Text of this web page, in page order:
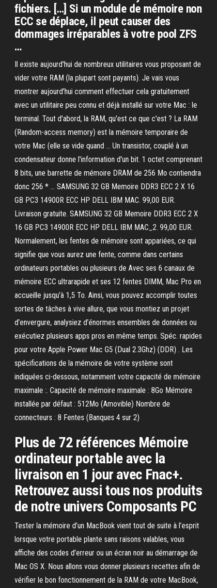
fichiers. […] Si un module de mémoire non
ECC se déplace, il peut causer des
dommages irréparables à votre pool ZFS
…
Il existe aujourd'hui de nombreux utilitaires vous proposant de
vider votre RAM (la plupart sont payants). Je vais vous
montrer aujourd'hui comment effectuer cela gratuitement
avec un utilitaire peu connu et déjà installé sur votre Mac : le
terminal. Tout d'abord, la RAM, qu'est ce que c'est ? La RAM
(Random-access memory) est la mémoire temporaire de
votre Mac (elle se vide quand … Un transistor, couplé à un
condensateur donne l'information d'un bit. 1 octet comprenant
8 bits, une barrette de mémoire DRAM de 256 Mo contiendra
donc 256 * … SAMSUNG 32 GB Memoire DDR3 ECC 2 X 16
GB PC3 14900R ECC HP DELL IBM MAC. 99,00 EUR.
Livraison gratuite. SAMSUNG 32 GB Memoire DDR3 ECC 2 X
16 GB PC3 14900R ECC HP DELL IBM MAC_2. 99,00 EUR.
Normalement, les fentes de mémoire sont appariées, ce qui
signifie que vous aurez une fente, comme dans certains
ordinateurs portables ou plusieurs de Avec ses 6 canaux de
mémoire ECC ultrarapide et ses 12 fentes DIMM, Mac Pro en
accueille jusqu’à 1,5 To. Ainsi, vous pouvez accomplir toutes
sortes de tâches à vive allure, que vous montiez un projet
d’envergure, analysiez d’énormes ensembles de données ou
exécutiez plusieurs apps pros en même temps. Spéc. rapides
pour votre Apple Power Mac G5 (Dual 2.3Ghz) (DDR) . Les
spécifications de la mémoire de votre système sont
indiquées ci-dessous, notamment votre capacité de mémoire
maximale :. Capacité de mémoire maximale : 8Go Mémoire
installée par défaut : 512Mo (Amovible) Nombre de
connecteurs : 8 Fentes (Banques 4 sur 2)
Plus de 72 références Mémoire
ordinateur portable avec la
livraison en 1 jour avec Fnac+.
Retrouvez aussi tous nos produits
de notre univers Composants PC
Tester la mémoire d’un MacBook vient tout de suite à l’esprit
lorsque votre portable plante sans raisons valables, vous
affiche des codes d’erreur ou un écran noir au démarrage de
Mac OS X. Nous allons vous donner plusieurs recettes afin de
vérifier le bon fonctionnement de la RAM de votre MacBook,